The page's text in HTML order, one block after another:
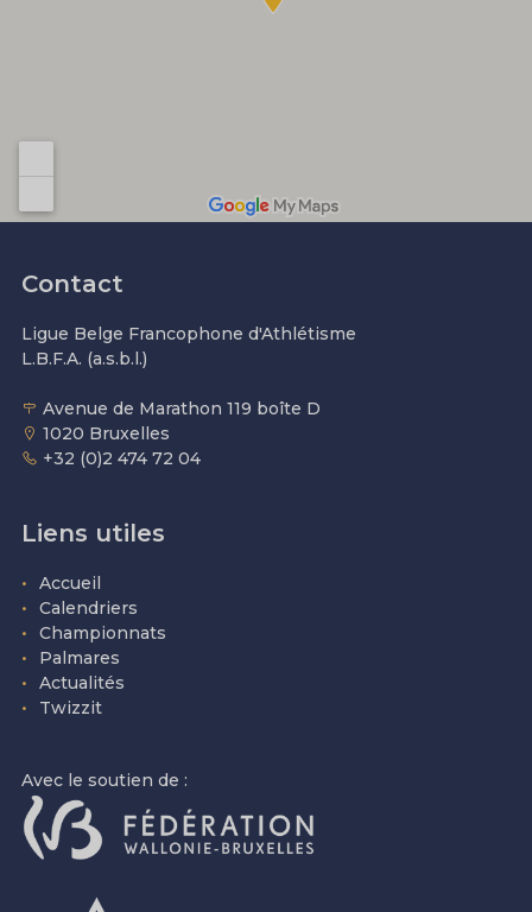
Contact
Ligue Belge Francophone d'Athlétisme
L.B.F.A. (a.s.b.l.)
Avenue de Marathon 119 boîte D
1020 Bruxelles
+32 (0)2 474 72 04
Liens utiles
Accueil
Calendriers
Championnats
Palmares
Actualités
Twizzit
Avec le soutien de :